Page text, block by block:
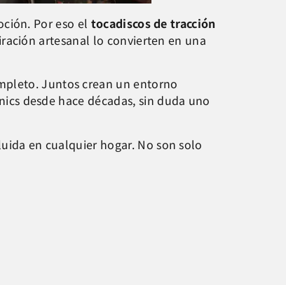
Por eso el tocadiscos de tracción
artesanal lo convierten en una
Juntos crean un entorno
desde hace décadas, sin duda uno
en cualquier hogar. No son solo